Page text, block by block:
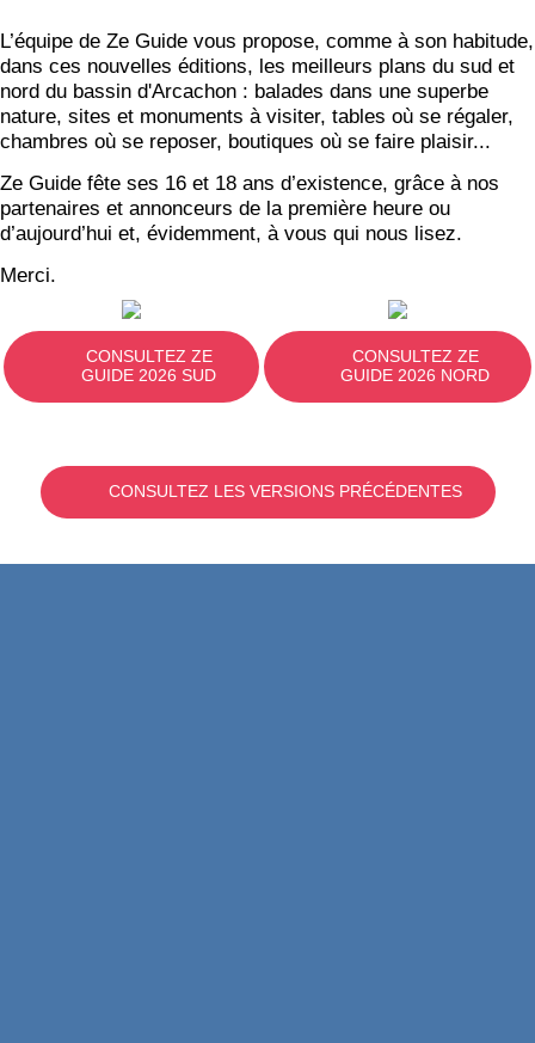
L’équipe de Ze Guide vous propose, comme à son habitude,
dans ces nouvelles éditions, les meilleurs plans du sud et
nord du bassin d'Arcachon : balades dans une superbe
nature, sites et monuments à visiter, tables où se régaler,
chambres où se reposer, boutiques où se faire plaisir...
Ze Guide fête ses 16 et 18 ans d’existence, grâce à nos
partenaires et annonceurs de la première heure ou
d’aujourd’hui et, évidemment, à vous qui nous lisez.
Merci.
CONSULTEZ ZE
GUIDE 2026 SUD
CONSULTEZ ZE
GUIDE 2026 NORD
CONSULTEZ LES VERSIONS PRÉCÉDENTES